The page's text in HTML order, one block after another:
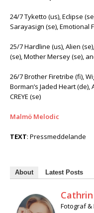
24/7 Tyketto (us), Eclipse
Sarayasign (se), Emotional
25/7 Hardline (us), Alien
(se), Mother Mersey (se),
26/7 Brother Firetribe (fi),
Borman’s Jaded Heart
CREYE (se)
Malmö Melodic
TEXT: Pressmeddelande
About Latest Posts
Fotograf